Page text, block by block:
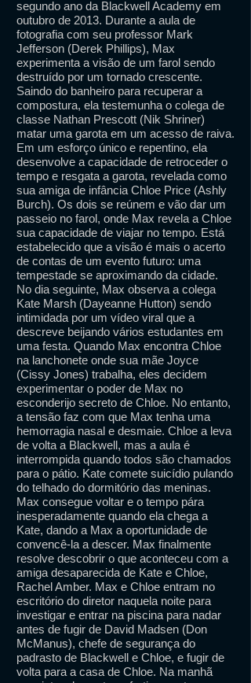
segundo ano da Blackwell Academy em
outubro de 2013. Durante a aula de
fotografia com seu professor Mark
Jefferson (Derek Phillips), Max
experimenta a visão de um farol sendo
destruído por um tornado crescente.
Saindo do banheiro para recuperar a
compostura, ela testemunha o colega de
classe Nathan Prescott (Nik Shriner)
matar uma garota em um acesso de raiva.
Em um esforço único e repentino, ela
desenvolve a capacidade de retroceder o
tempo e resgata a garota, revelada como
sua amiga de infância Chloe Price (Ashly
Burch). Os dois se reúnem e vão dar um
passeio no farol, onde Max revela a Chloe
sua capacidade de viajar no tempo. Está
estabelecido que a visão é mais o acerto
de contas de um evento futuro: uma
tempestade se aproximando da cidade.
No dia seguinte, Max observa a colega
Kate Marsh (Dayeanne Hutton) sendo
intimidada por um vídeo viral que a
descreve beijando vários estudantes em
uma festa. Quando Max encontra Chloe
na lanchonete onde sua mãe Joyce
(Cissy Jones) trabalha, eles decidem
experimentar o poder de Max no
esconderijo secreto de Chloe. No entanto,
a tensão faz com que Max tenha uma
hemorragia nasal e desmaie. Chloe a leva
de volta a Blackwell, mas a aula é
interrompida quando todos são chamados
para o pátio. Kate comete suicídio pulando
do telhado do dormitório das meninas.
Max consegue voltar e o tempo pára
inesperadamente quando ela chega a
Kate, dando a Max a oportunidade de
convencê-la a descer. Max finalmente
resolve descobrir o que aconteceu com a
amiga desaparecida de Kate e Chloe,
Rachel Amber. Max e Chloe entram no
escritório do diretor naquela noite para
investigar e entrar na piscina para nadar
antes de fugir de David Madsen (Don
McManus), chefe de segurança do
padrasto de Blackwell e Chloe, e fugir de
volta para a casa de Chloe. Na manhã